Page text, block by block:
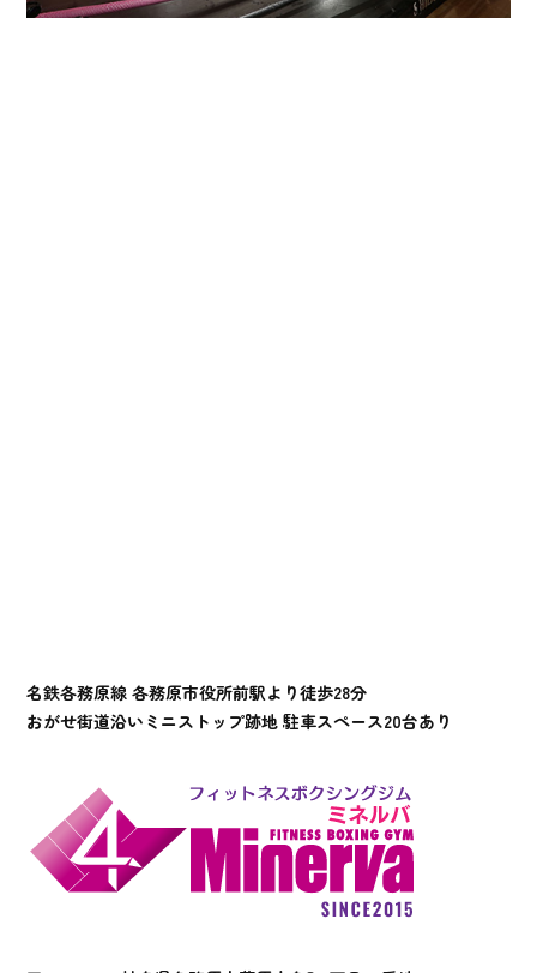
名鉄各務原線 各務原市役所前駅より徒歩28分
おがせ街道沿いミニストップ跡地 駐車スペース20台あり